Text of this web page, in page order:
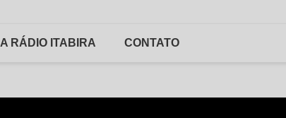
A RÁDIO ITABIRA CONTATO